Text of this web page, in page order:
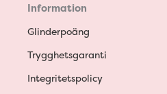
Information
Glinderpoäng
Trygghetsgaranti
Integritetspolicy